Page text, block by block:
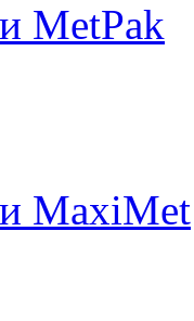
MetPak
MaxiMet